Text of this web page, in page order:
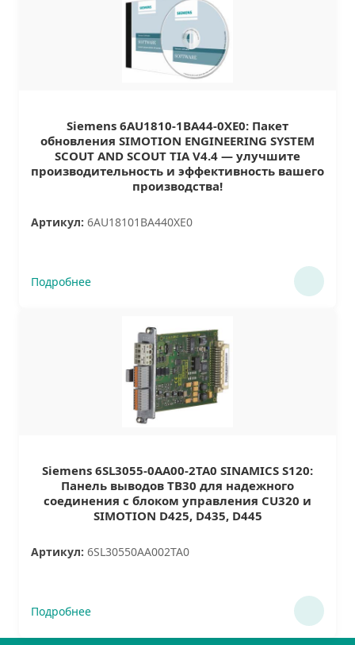
Siemens 6AU1810-1BA44-0XE0: Пакет
обновления SIMOTION ENGINEERING SYSTEM
SCOUT AND SCOUT TIA V4.4 — улучшите
производительность и эффективность вашего
производства!
Артикул: 6AU18101BA440XE0
Подробнее
Siemens 6SL3055-0AA00-2TA0 SINAMICS S120:
Панель выводов TB30 для надежного
соединения с блоком управления CU320 и
SIMOTION D425, D435, D445
Артикул: 6SL30550AA002TA0
Подробнее